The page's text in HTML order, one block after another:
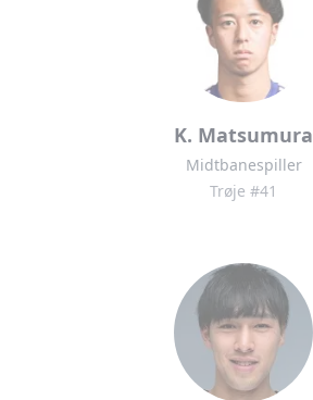
K. Matsumura
Midtbanespiller
Trøje #41